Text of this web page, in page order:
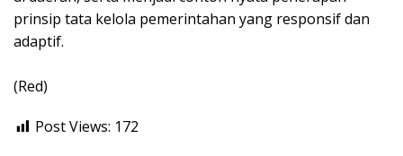
prinsip tata kelola pemerintahan yang responsif dan
adaptif.
(Red)
Post Views: 172